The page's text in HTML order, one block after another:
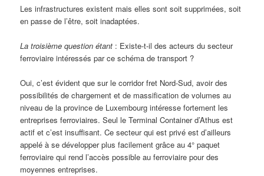
Les infrastructures existent mais elles sont soit supprimées, soit
en passe de l’être, soit inadaptées.
La troisième question étant : Existe-t-il des acteurs du secteur
ferroviaire intéressés par ce schéma de transport ?
Oui, c’est évident que sur le corridor fret Nord-Sud, avoir des
possibilités de chargement et de massification de volumes au
niveau de la province de Luxembourg intéresse fortement les
entreprises ferroviaires. Seul le Terminal Container d’Athus est
actif et c’est insuffisant. Ce secteur qui est privé est d’ailleurs
appelé à se développer plus facilement grâce au 4° paquet
ferroviaire qui rend l’accès possible au ferroviaire pour des
moyennes entreprises.